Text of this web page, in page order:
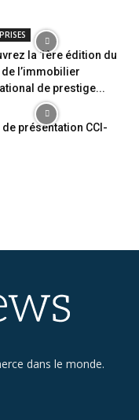
la 1ère édition du
l’immobilier
de prestige...
présentation CCI-
dans le monde.